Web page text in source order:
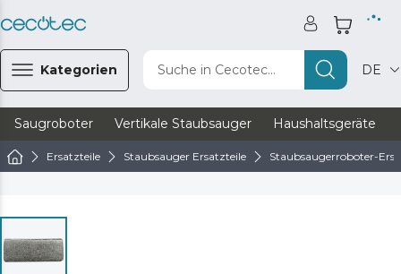
Kategorien Suche in Cecotec... DE
Saugroboter Vertikale Staubsauger Haushaltsgeräte
Ersatzteile Staubsauger Ersatzteile Staubsaugerroboter-